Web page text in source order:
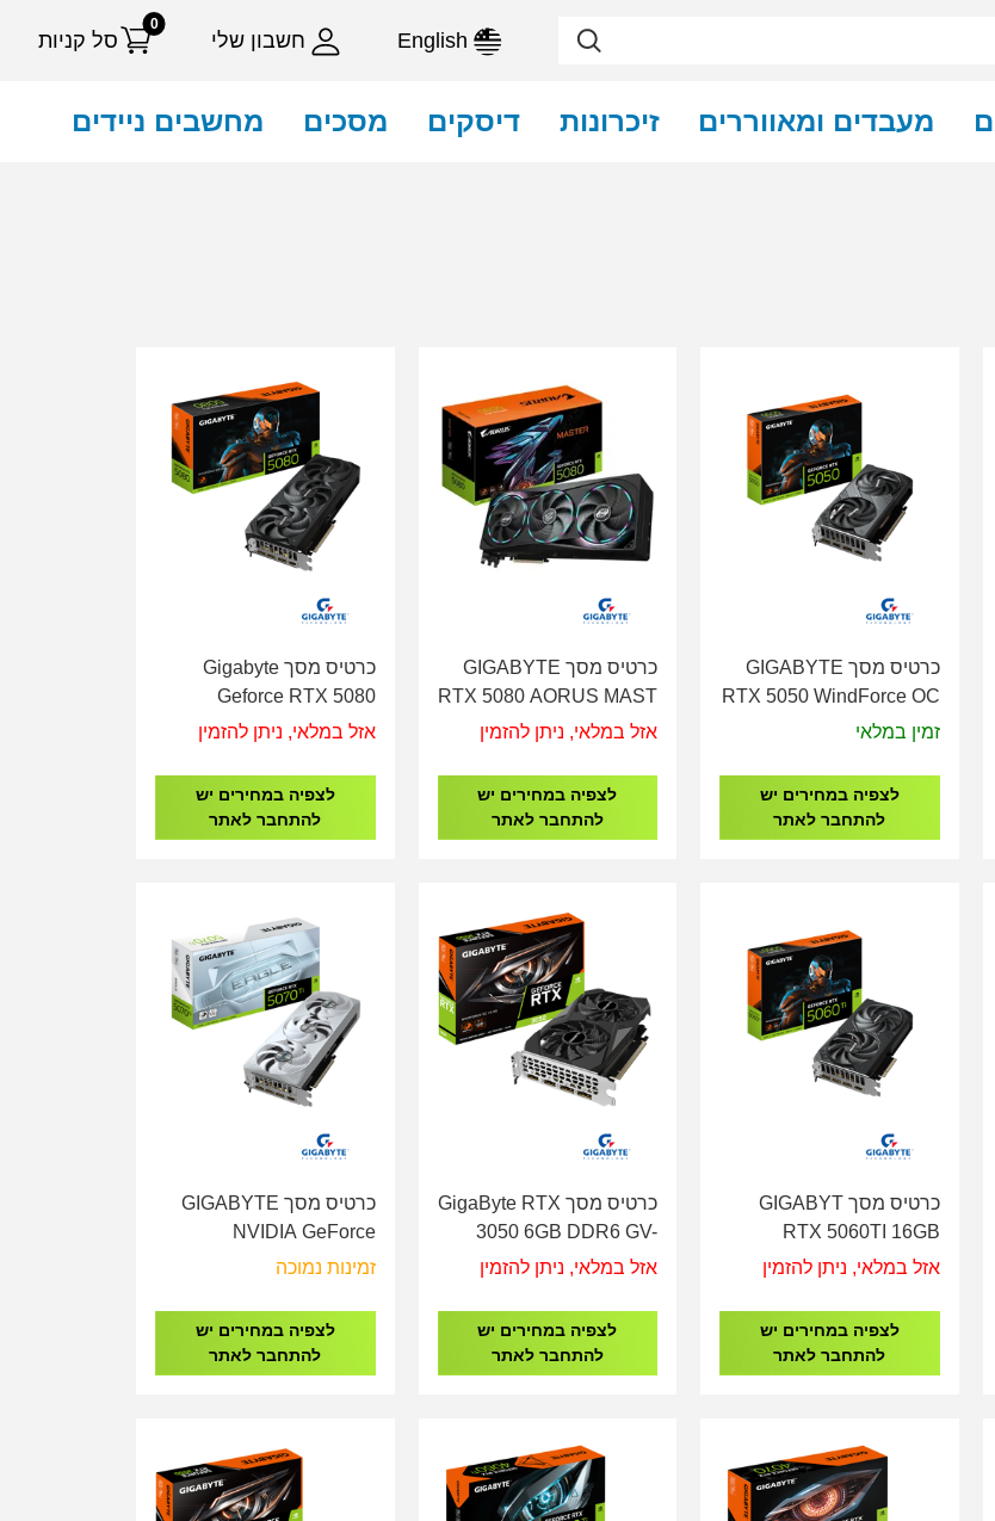
חשבון שלי סל קניות
0
מעבדים ומאווררים זיכרונות דיסקים מסכים מחשבים ניידים
כרטיס מסך GIGABYTE
RTX 5050 WindForce OC
8GB GDDR6 GV-
זמין במלאי
לצפיה במחירים יש
להתחבר לאתר
כרטיס מסך GIGABYTE
RTX 5080 AORUS MAST
GV-N5080AORUS M-
אזל במלאי, ניתן להזמין
לצפיה במחירים יש
להתחבר לאתר
כרטיס מסך Gigabyte
Geforce RTX 5080
WindForce 3 16GB
אזל במלאי, ניתן להזמין
לצפיה במחירים יש
להתחבר לאתר
כרטיס מסך GIGABYT
RTX 5060TI 16GB
WindForce 2 GV-
אזל במלאי, ניתן להזמין
לצפיה במחירים יש
להתחבר לאתר
כרטיס מסך GigaByte RTX
3050 6GB DDR6 GV-
N3050WF2OCV2-6GD
אזל במלאי, ניתן להזמין
לצפיה במחירים יש
להתחבר לאתר
כרטיס מסך GIGABYTE
NVIDIA GeForce
RTX5070Ti 16GB
Eagle Series
זמינות נמוכה
לצפיה במחירים יש
להתחבר לאתר